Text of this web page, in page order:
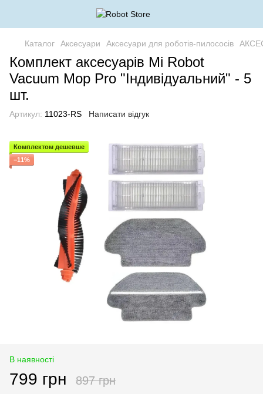
Каталог Аксесуари Аксесуари для роботів-пилососів
Комплект аксесуарів Mi Robot
Vacuum Mop Pro "Індивідуальний" - 5
шт.
Артикул: 11023-RS Написати відгук
Комплектом дешевше
−11%
В наявності
799 грн 897 грн